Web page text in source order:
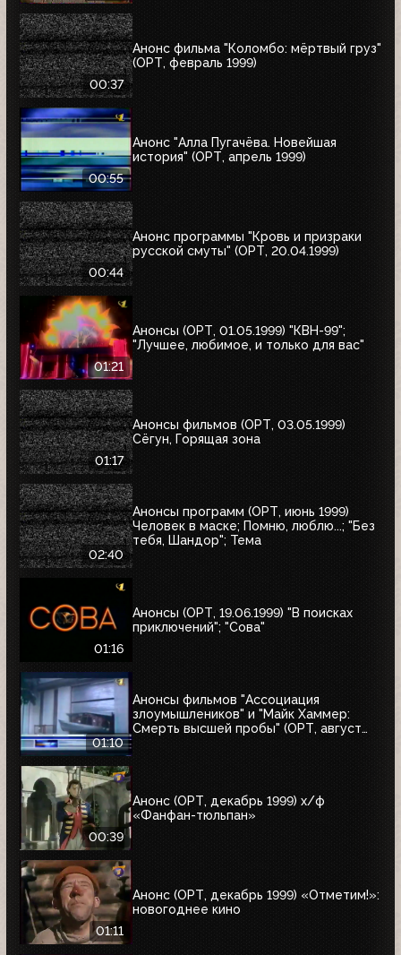
00:37
Анонс фильма "Коломбо: мёртвый груз"
(ОРТ, февраль 1999)
00:55
Анонс "Алла Пугачёва. Новейшая
история" (ОРТ, апрель 1999)
00:44
Анонс программы "Кровь и призраки
русской смуты" (ОРТ, 20.04.1999)
01:21
Анонсы (ОРТ, 01.05.1999) "КВН-99";
"Лучшее, любимое, и только для вас"
01:17
Анонсы фильмов (ОРТ, 03.05.1999)
Сёгун, Горящая зона
02:40
Анонсы программ (ОРТ, июнь 1999)
Человек в маске; Помню, люблю...; "Без
тебя, Шандор"; Тема
01:16
Анонсы (ОРТ, 19.06.1999) "В поисках
приключений"; "Сова"
01:10
Анонсы фильмов "Ассоциация
злоумышлеников" и "Майк Хаммер:
Смерть высшей пробы" (ОРТ, август
00:39
Анонс (ОРТ, декабрь 1999) х/ф
«Фанфан-тюльпан»
01:11
Анонс (ОРТ, декабрь 1999) «Отметим!»:
новогоднее кино